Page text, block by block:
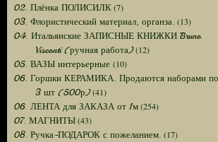
02. Плёнка ПОЛИСИЛК(7)
03. Флористический материал, органза. (13)
04. Итальянские ЗАПИСНЫЕ КНИЖКИ Bruno
Visconti (ручная работа)(12)
05. ВАЗЫ интерьерные (10)
06. Горшки КЕРАМИКА. Продаются наборами по
3 шт (500р)(41)
06. ЛЕНТА для ЗАКАЗА от 1м(254)
07. МАГНИТЫ(43)
08. Ручка-ПОДАРОК с пожеланием. (17)